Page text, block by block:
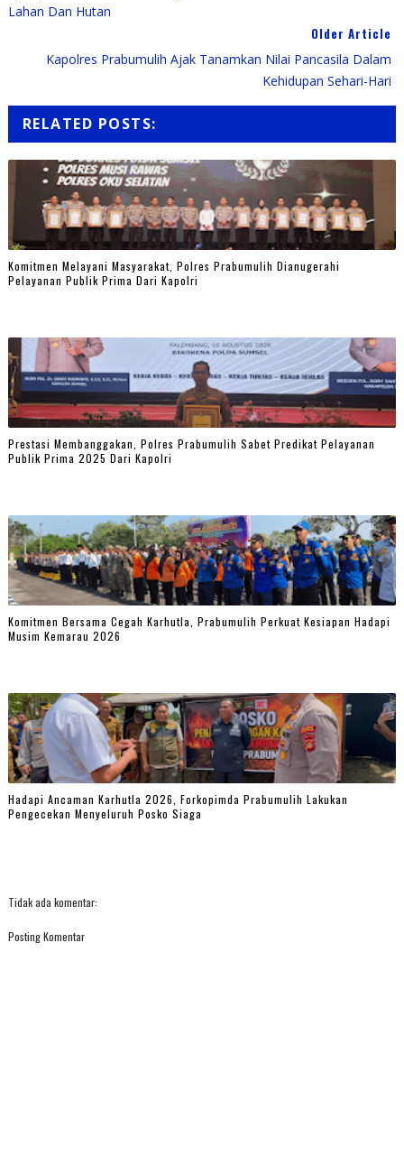
Lahan Dan Hutan
Older Article
Kapolres Prabumulih Ajak Tanamkan Nilai Pancasila Dalam
Kehidupan Sehari-Hari
RELATED POSTS:
Komitmen Melayani Masyarakat, Polres Prabumulih Dianugerahi
Pelayanan Publik Prima Dari Kapolri
Prestasi Membanggakan, Polres Prabumulih Sabet Predikat Pelayanan
Publik Prima 2025 Dari Kapolri
Komitmen Bersama Cegah Karhutla, Prabumulih Perkuat Kesiapan Hadapi
Musim Kemarau 2026
Hadapi Ancaman Karhutla 2026, Forkopimda Prabumulih Lakukan
Pengecekan Menyeluruh Posko Siaga
Tidak ada komentar:
Posting Komentar